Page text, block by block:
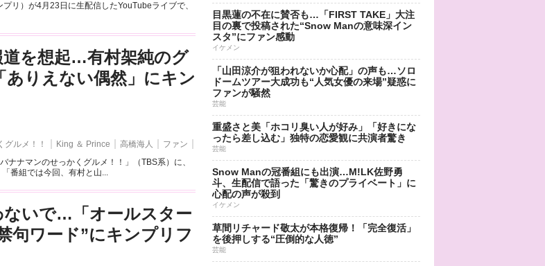
リ）が4月23日に生配信したYouTubeライブで、
道を想起…有村架純のグ
りえない偶然」にキン
グルメ！！ King ＆ Prince 高橋海人
ファン
ナナマンのせっかくグルメ！！」（TBS系）に、
番組では今回、有村と山...
ないで…「オールスター
句ワード”にキンプリフ
目黒蓮の不在に賛否も…「FIRST TAKE」大注
目の裏で投稿された“Snow Manの意味深イン
スタ”にファン感動
イケメン
「山田涼介が狙われないか心配」の声も…ソロ
ドームツアー大成功も“人気女優の来場”疑惑に
ファンが騒然
芸能
重盛さと美「ホコリ臭い人が好み」「好きにな
ったら差し込む」独特の恋愛観に共演者驚き
芸能
Snow Manの冠番組にも出演…M!LK佐野勇
斗、生配信で語った「驚きのプライベート」に
心配の声が殺到
イケメン
草間リチャード敬太が本格復帰！「完全復活」
を後押しする“圧倒的な人徳”
芸能